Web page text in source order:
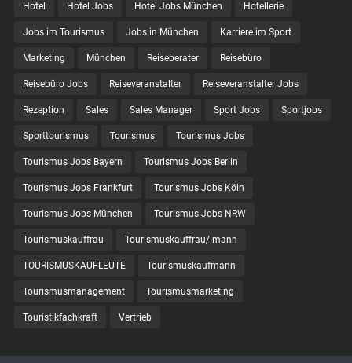
Hotel Hotel Jobs Hotel Jobs München Hotellerie
Jobs im Tourismus Jobs in München Karriere im Sport
Marketing München Reiseberater Reisebüro
Reisebüro Jobs Reiseveranstalter Reiseveranstalter Jobs
Rezeption Sales Sales Manager Sport Jobs Sportjobs
Sporttourismus Tourismus Tourismus Jobs
Tourismus Jobs Bayern Tourismus Jobs Berlin
Tourismus Jobs Frankfurt Tourismus Jobs Köln
Tourismus Jobs München Tourismus Jobs NRW
Tourismuskauffrau Tourismuskauffrau/-mann
TOURISMUSKAUFLEUTE Tourismuskaufmann
Tourismusmanagement Tourismusmarketing
Touristikfachkraft Vertrieb